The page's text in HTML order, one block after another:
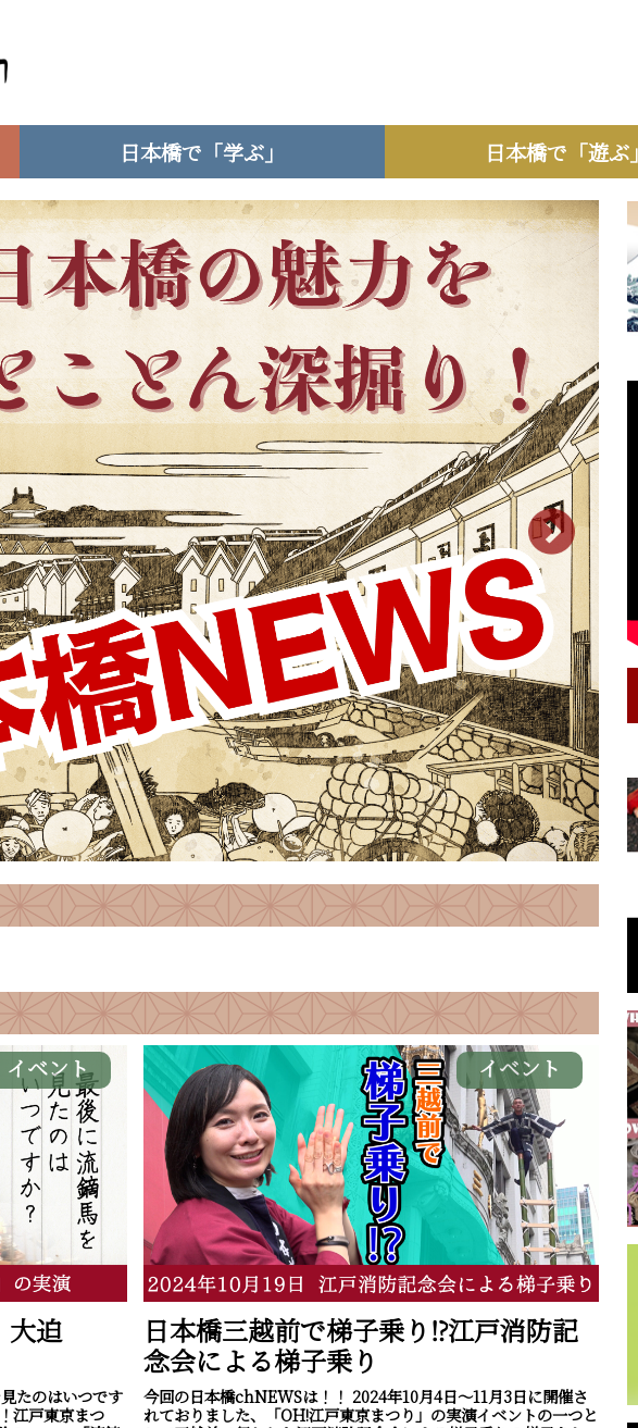
日本橋で「学ぶ」 日本橋で「遊ぶ」
イベント
大迫
たのはいつです
江戸東京まつ
イベント
日本橋三越前で梯子乗り⁉江戸消防記
念会による梯子乗り
今回の日本橋chNEWSは！！ 2024年10月4日～11月3日に開催さ
れておりました、「OH!江戸東京まつり」の実演イベントの一つと